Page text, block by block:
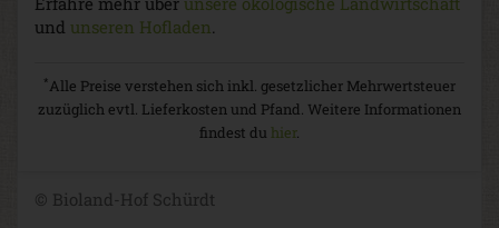
und unseren Hofladen.
*Alle Preise verstehen sich inkl. gesetzlicher Mehrwertsteuer
zuzüglich evtl. Lieferkosten und Pfand. Weitere Informationen
findest du hier.
© Bioland-Hof Schürdt